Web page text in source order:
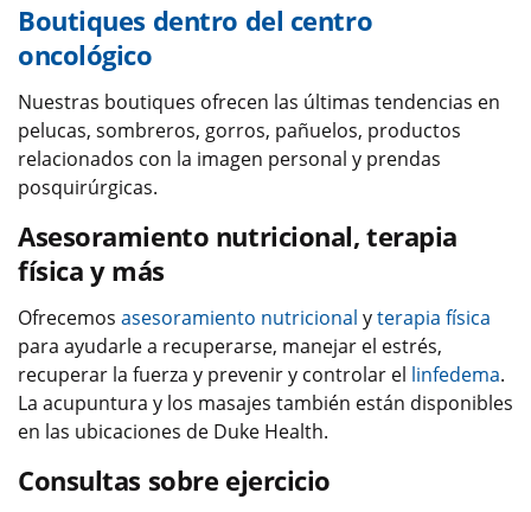
Boutiques dentro del centro
oncológico
Nuestras boutiques ofrecen las últimas tendencias en
pelucas, sombreros, gorros, pañuelos, productos
relacionados con la imagen personal y prendas
posquirúrgicas.
Asesoramiento nutricional, terapia
física y más
Ofrecemos asesoramiento nutricional yterapia física
para ayudarle a recuperarse, manejar el estrés,
recuperar la fuerza y prevenir y controlar el linfedema.
La acupuntura y los masajes también están disponibles
en las ubicaciones de Duke Health.
Consultas sobre ejercicio